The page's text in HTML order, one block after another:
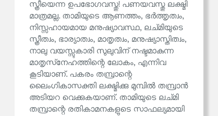
സ്ത്രീയെന്ന ഉപഭോഗവസ്തു! പണയവസ്തു ലക്ഷ്മി
മാത്രമല്ല. താമിയുടെ ആണത്തം, ഭർത്തൃത്വം,
നിസ്സഹായമായ മനുഷ്യാവസ്ഥ, ലച്മിയുടെ
സ്ത്രീത്വം, ഭാര്യാത്വം, മാതൃത്വം, മനുഷ്യാസ്തിത്വം,
നാലു വയസ്സുകാരി സുലുവിന് നഷ്ടമാകുന്ന
മാതൃസ്‌നേഹത്തിന്റെ ലോകം, എന്നിവ
കൂടിയാണ്. പകരം തമ്പ്രാന്റെ
ലൈംഗികാസക്തി ലക്ഷ്മിക്കു മുമ്പിൽ തമ്പ്രാൻ
അടിയറ വെക്കുകയാണ്. താമിയുടെ ലച്മി
തമ്പ്രാന്റെ രതികാമനകളുടെ സാഫല്യമായി